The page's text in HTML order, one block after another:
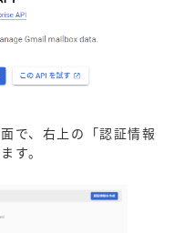
で、右上の「認証情報
す。